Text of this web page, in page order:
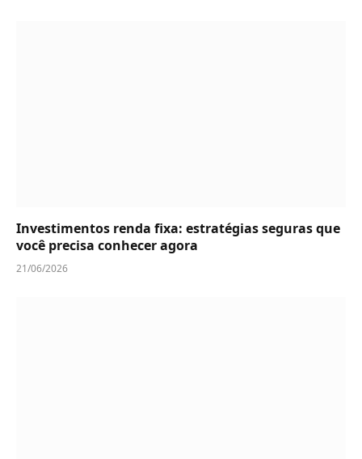
Investimentos renda fixa: estratégias seguras que
você precisa conhecer agora
21/06/2026